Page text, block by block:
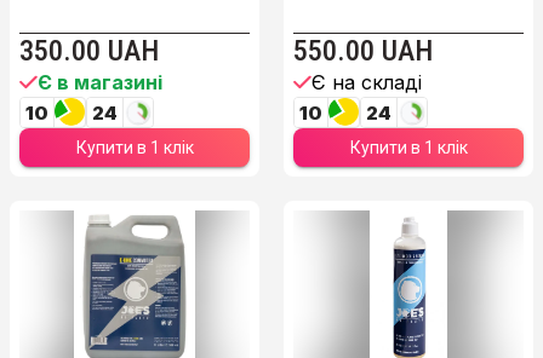
350.00 UAH
Є в магазині
10 24
Купити в 1 клік
550.00 UAH
Є на складі
10 24
Купити в 1 клік